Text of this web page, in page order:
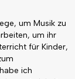
um Musik zu
um ihr
für Kinder,
ich